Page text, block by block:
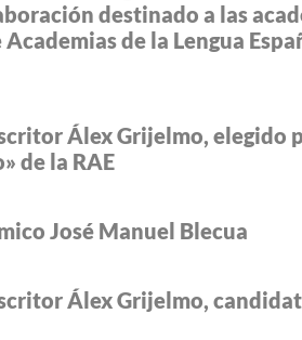
destinado a las
de la Lengua
Álex Grijelmo, elegido
de la RAE
José Manuel Blecua
Álex Grijelmo,